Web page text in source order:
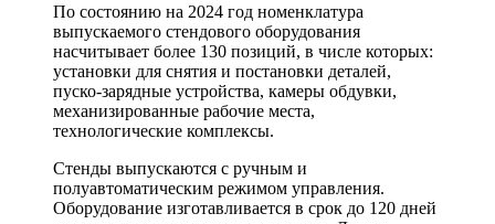
По состоянию на 2024 год номенклатура
выпускаемого стендового оборудования
насчитывает более 130 позиций, в числе которых:
установки для снятия и постановки деталей,
пуско-зарядные устройства, камеры обдувки,
механизированные рабочие места,
технологические комплексы.
Стенды выпускаются с ручным и
полуавтоматическим режимом управления.
Оборудование изготавливается в срок до 120 дней